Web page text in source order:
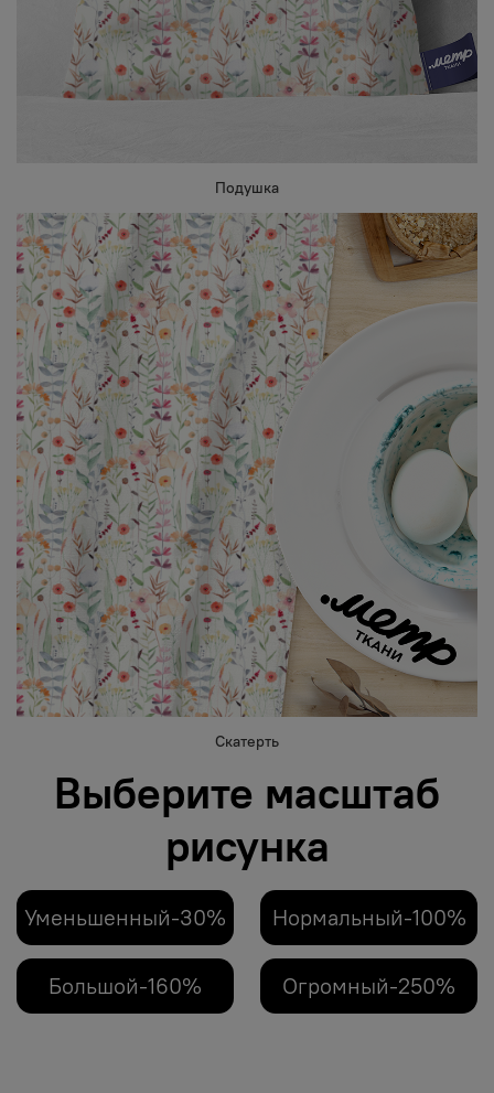
Подушка
Скатерть
Выберите масштаб
рисунка
Уменьшенный-30% Нормальный-100%
Большой-160% Огромный-250%